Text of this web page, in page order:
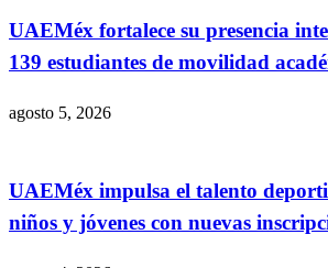
UAEMéx fortalece su presencia
139 estudiantes de movilidad
agosto 5, 2026
UAEMéx impulsa el talento
niños y jóvenes con nuevas